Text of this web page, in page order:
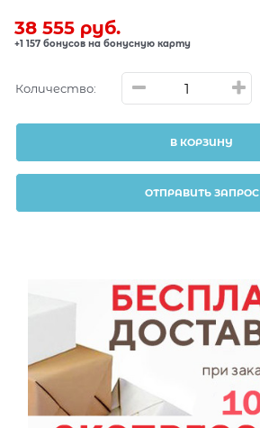
38 555 руб.
+1 157 бонусов на бонусную карту
Количество:
В КОРЗИНУ
ОТПРАВИТЬ ЗАПРОС